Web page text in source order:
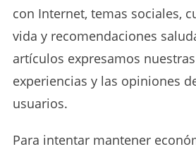
con Internet, temas sociales,
vida y recomendaciones
artículos expresamos
experiencias y las opiniones
usuarios.
Para intentar mantener